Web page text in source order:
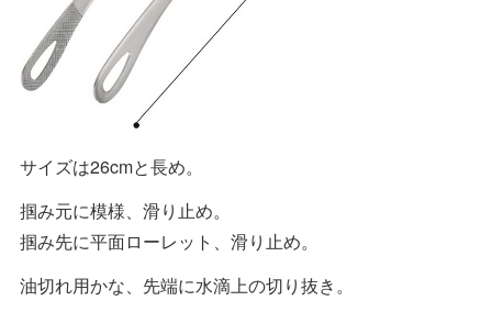
サイズは26cmと長め。
掴み元に模様、滑り止め。
掴み先に平面ローレット、滑り止め。
油切れ用かな、先端に水滴上の切り抜き。